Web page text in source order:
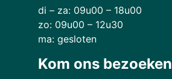
di – za: 09u00 – 18u00
zo: 09u00 – 12u30
ma: gesloten
Kom ons bezoeken